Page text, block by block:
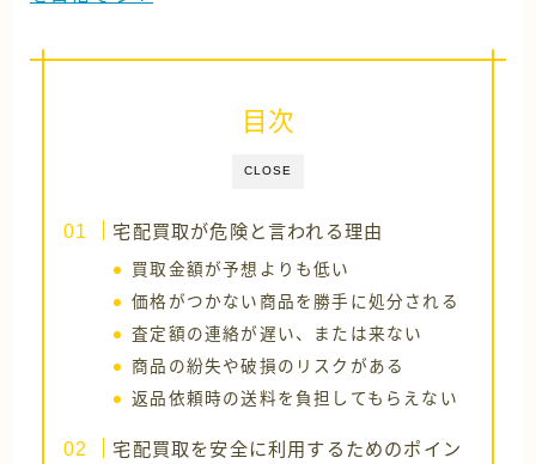
CLOSE
目次
宅配買取が危険と言われる理由
買取金額が予想よりも低い
価格がつかない商品を勝手に処分される
査定額の連絡が遅い、または来ない
商品の紛失や破損のリスクがある
返品依頼時の送料を負担してもらえない
宅配買取を安全に利用するためのポイン